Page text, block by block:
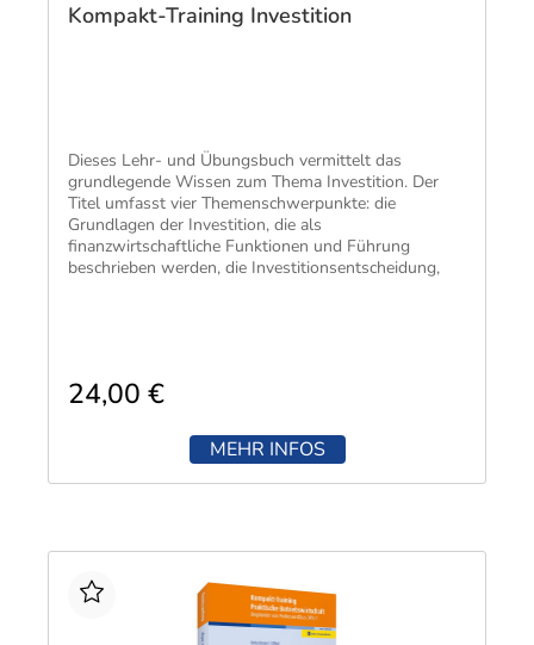
Kompakt-Training Investition
Dieses Lehr- und Übungsbuch vermittelt das
grundlegende Wissen zum Thema Investition. Der
Titel umfasst vier Themenschwerpunkte: die
Grundlagen der Investition, die als
finanzwirtschaftliche Funktionen und Führung
beschrieben werden, die Investitionsentscheidung,
24,00 €
MEHR INFOS